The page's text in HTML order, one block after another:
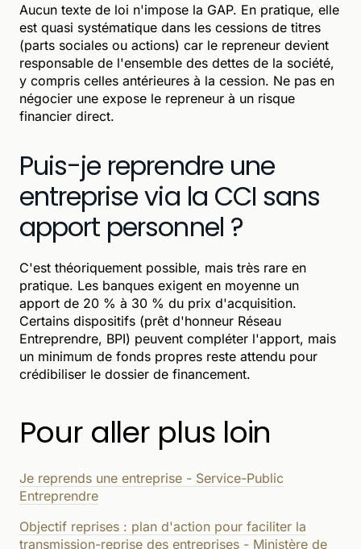
Aucun texte de loi n'impose la GAP. En pratique, elle
est quasi systématique dans les cessions de titres
(parts sociales ou actions) car le repreneur devient
responsable de l'ensemble des dettes de la société,
y compris celles antérieures à la cession. Ne pas en
négocier une expose le repreneur à un risque
financier direct.
Puis-je reprendre une
entreprise via la CCI sans
apport personnel ?
C'est théoriquement possible, mais très rare en
pratique. Les banques exigent en moyenne un
apport de 20 % à 30 % du prix d'acquisition.
Certains dispositifs (prêt d'honneur Réseau
Entreprendre, BPI) peuvent compléter l'apport, mais
un minimum de fonds propres reste attendu pour
crédibiliser le dossier de financement.
Pour aller plus loin
Je reprends une entreprise - Service-Public
Entreprendre
Objectif reprises : plan d'action pour faciliter la
transmission-reprise des entreprises - Ministère de